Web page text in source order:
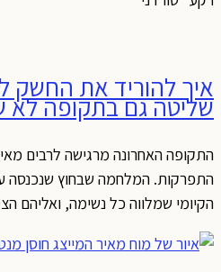
איך להוריד את החשק
שליטה גם בתקופה לא
התקופה האחרונה מרגישה לרבים
התפרקות. המלחמה שבחוץ שנכנסה
הקיומי שמלווה כל נשימה, ואליהם